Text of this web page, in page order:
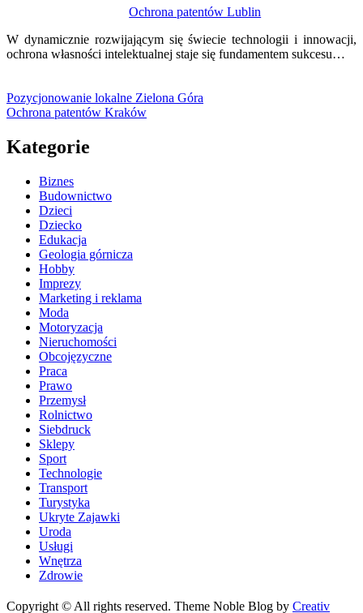
Ochrona patentów Lublin
W dynamicznie rozwijającym się świecie technologii i innowacji,
ochrona własności intelektualnej staje się fundamentem sukcesu…
Pozycjonowanie lokalne Zielona Góra
Ochrona patentów Kraków
Kategorie
Biznes
Budownictwo
Dzieci
Dziecko
Edukacja
Geologia górnicza
Hobby
Imprezy
Marketing i reklama
Moda
Motoryzacja
Nieruchomości
Obcojęzyczne
Praca
Prawo
Przemysł
Rolnictwo
Siebdruck
Sklepy
Sport
Technologie
Transport
Turystyka
Ukryte Zajawki
Uroda
Usługi
Wnętrza
Zdrowie
Copyright © All rights reserved. Theme Noble Blog by Creativ